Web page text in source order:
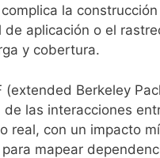
la
de aplicación o el
y cobertura.
(extended Berkeley
las interacciones
real, con un impacto
mapear